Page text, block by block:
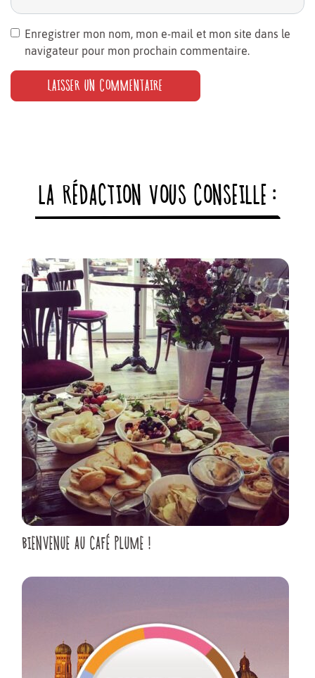
Enregistrer mon nom, mon e-mail et mon site dans le
navigateur pour mon prochain commentaire.
LA RÉDACTION VOUS CONSEILLE :
BIENVENUE AU CAFÉ PLUME !